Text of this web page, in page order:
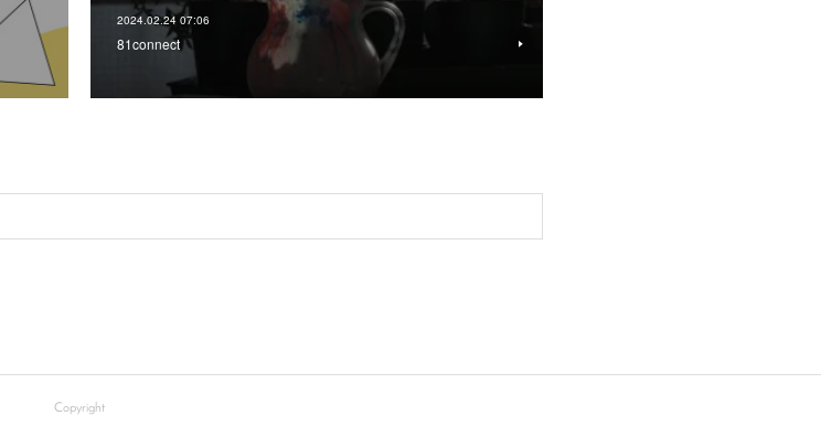
2024.02.24 07:06
81connect
Copyright